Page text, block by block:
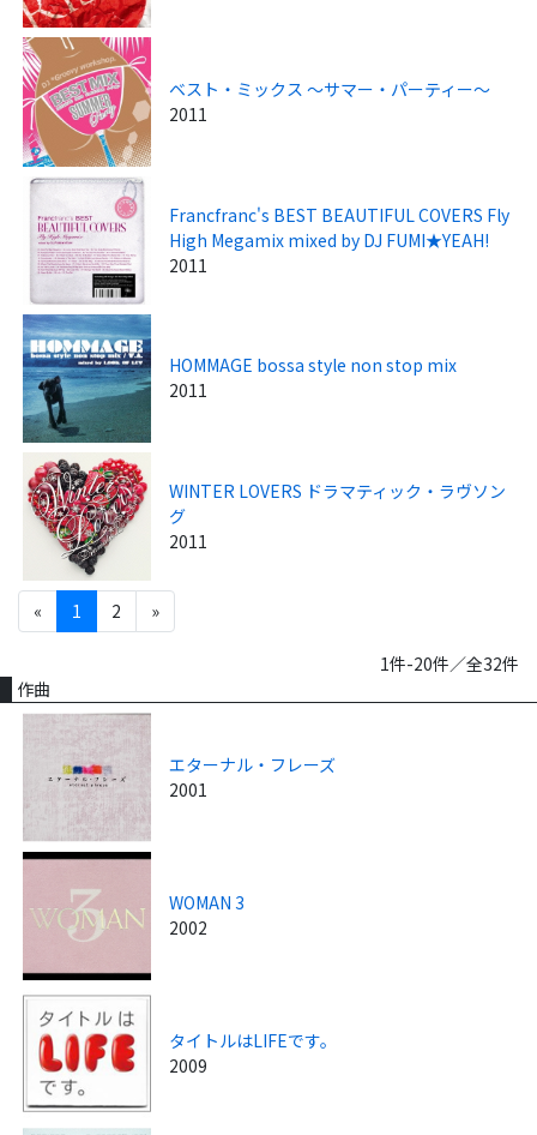
ベスト・ミックス ～サマー・パーティー～
2011
Francfranc's BEST BEAUTIFUL COVERS Fly
High Megamix mixed by DJ FUMI★YEAH!
2011
HOMMAGE bossa style non stop mix
2011
WINTER LOVERS ドラマティック・ラヴソン
グ
2011
« 1 2 »
1件-20件／全32件
作曲
エターナル・フレーズ
2001
WOMAN 3
2002
タイトルはLIFEです。
2009